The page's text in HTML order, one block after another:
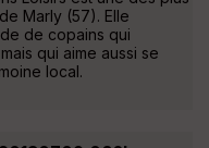
Marly (57). Elle
de copains qui
qui aime aussi se
local.